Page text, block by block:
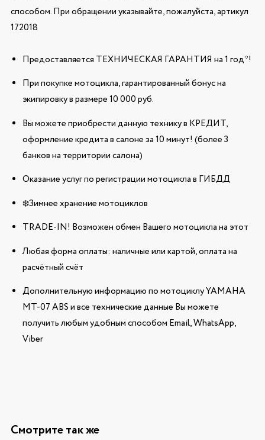
способом. При обращении указывайте, пожалуйста, артикул
172018
Предоставляется ТЕХНИЧЕСКАЯ ГАРАНТИЯ на 1 год*!
При покупке мотоцикла, гарантированный бонус на
экипировку в размере 10 000 руб.
Вы можете приобрести данную технику в КРЕДИТ,
оформление кредита в салоне за 10 минут! (более 3
банков на территории салона)
Оказание услуг по регистрации мотоцикла в ГИБДД
❄️Зимнее хранение мотоциклов
TRADE-IN! Возможен обмен Вашего мотоцикла на этот
Любая форма оплаты: наличные или картой, оплата на
расчётный счёт
Дополнительную информацию по мотоциклу YAMAHA
MT-07 ABS и все технические данные Вы можете
получить любым удобным способом Email, WhatsApp,
Viber
Смотрите так же